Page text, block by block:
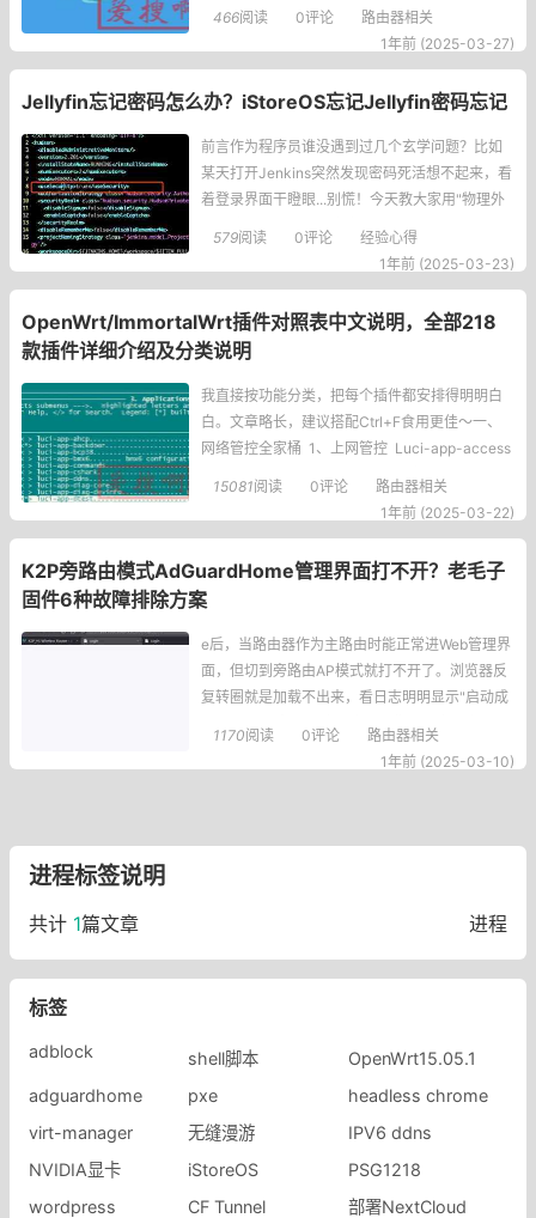
球不营业了"一样离谱。root@openwrt:\~#docke
rpulldebianErrorresponsefromdaemon:Get
466阅读 0评论
路由器相关
1年前 (2025-03-27)
Jellyfin忘记密码怎么办？iStoreOS忘记Jellyfin密码忘记
前言作为程序员谁没遇到过几个玄学问题？比如
某天打开Jenkins突然发现密码死活想不起来，看
着登录界面干瞪眼...别慌！今天教大家用"物理外
挂"直接修改Jenkins安全配置，保姆级教程连小
白都能搞定！一、关闭Jenkins安全验证（关键操
579阅读 0评论
经验心得
1年前 (2025-03-23)
​OpenWrt/ImmortalWrt插件对照表中文说明，全部218
款插件详细介绍及分类说明
我直接按功能分类，把每个插件都安排得明明白
白。文章略长，建议搭配Ctrl+F食用更佳～一、
网络管控全家桶 1、上网管控 Luci-app-access
control：断网小能手，精确到分钟控制设备上网
15081阅读 0评论
路由器相关
1年前 (2025-03-22)
K2P旁路由模式AdGuardHome管理界面打不开？老毛子
固件6种故障排除方案
e后，当路由器作为主路由时能正常进Web管理界
面，但切到旁路由AP模式就打不开了。浏览器反
复转圈就是加载不出来，看日志明明显示"启动成
功"，急得人想砸键盘。今天我们就来盘一盘这个
玄学问题。先看现象（对号入座）-✅主路由模
1170阅读 0评论
路由器相关
1年前 (2025-03-10)
进程标签说明
共计 1篇文章 进程
标签
adblock shell脚本
OpenWrt15.05.1
adguardhome
pxe
headless chrome
virt-manager
无缝漫游
IPV6 ddns
NVIDIA显卡
iStoreOS
PSG1218
​wordpress
CF Tunnel
部署NextCloud